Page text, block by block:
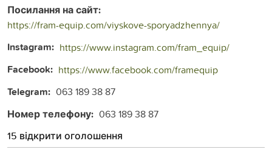
Посилання на сайт:
https://fram-equip.com/viyskove-sporyadzhennya/
Instagram: https://www.instagram.com/fram_equip/
Facebook: https://www.facebook.com/framequip
Telegram: 063 189 38 87
Номер телефону: 063 189 38 87
15 відкрити оголошення